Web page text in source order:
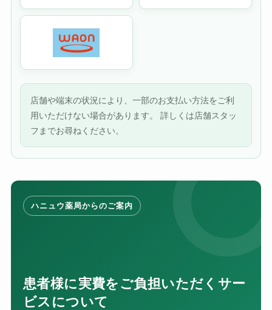
店舗や端末の状況により、一部のお支払い方法をご利
用いただけない場合があります。 詳しくは店舗スタッ
フまでお尋ねください。
ハニュウ薬局からのご案内
患者様に実費をご負担いただくサー
ビスについて